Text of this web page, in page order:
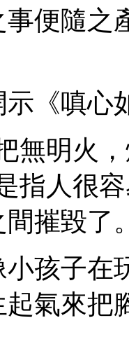
便隨之
《嗔心
明火，
指人很
摧毀了
子在
氣來把